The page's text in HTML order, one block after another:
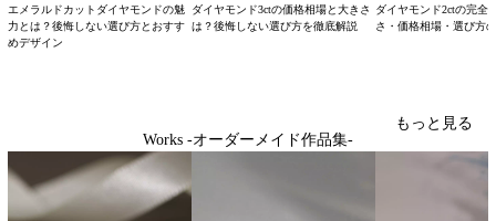
エメラルドカットダイヤモンドの魅
力とは？後悔しない選び方とおすす
めデザイン
ダイヤモンド3ctの価格相場と大きさ
は？後悔しない選び方を徹底解説
ダイヤモンド2ctの完全
さ・価格相場・選び方
Works -オーダーメイド作品集-
もっと見る